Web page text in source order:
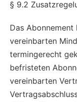
§ 9.2
Das
vereinbarten
termingerecht
befristeten
vereinbarten